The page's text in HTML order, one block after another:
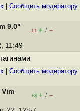
Cообщить модератору
9.0"
–11 + / –
11:49
Cообщить модератору
Vim
+3 + / –